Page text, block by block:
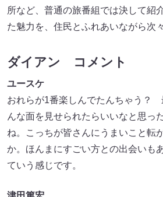
所など、普通の旅番組では決して紹
た魅力を、住民とふれあいながら次
ダイアン コメント
ユースケ
おれらが1番楽しんでたんちゃう？
んな面を見せられたらいいなと思っ
ね。こっちが皆さんにうまいこと転
か。ほんまにすごい方との出会いも
ていう感じです。